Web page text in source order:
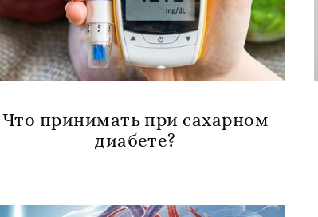
Что принимать при сахарном
диабете?